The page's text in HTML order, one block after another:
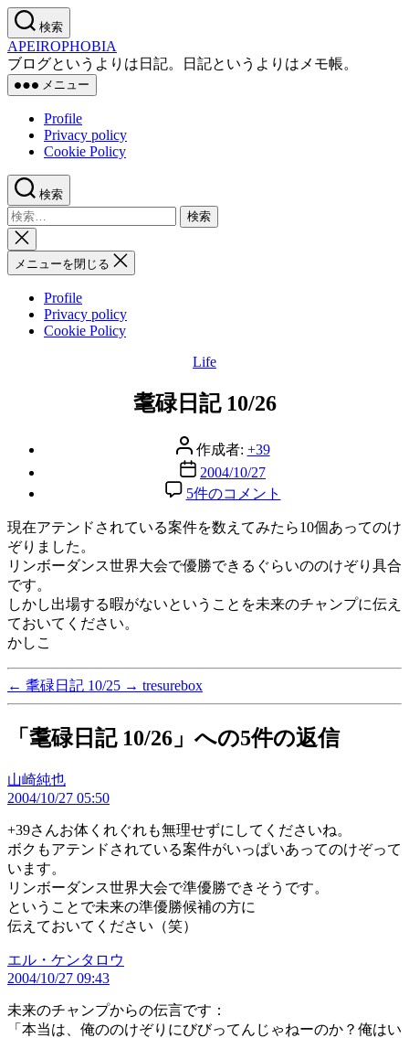
コ
ン
テ
ン
ツ
プ
検索
APEIROPHOBIA
ブログというよりは日記。日記というよりはメモ帳。
メニュー
Profile
Privacy policy
Cookie Policy
検索
検
索
対
象:
検
索
を
メニューを閉じる
Profile
Privacy policy
Cookie Policy
カ
ゴ
リ
Life
耄碌日記 10/26
投
稿
者
作成者: +39
投
稿
2004/10/27
耄
日
10/26
の
5件のコメント
現在アテンドされている案件を数えてみたら10個あってのけ
ぞりました。
リンボーダンス世界大会で優勝できるぐらいののけぞり具合
です。
しかし出場する暇がないということを未来のチャンプに伝え
ておいてください。
かしこ
← 耄碌日記 10/25 → tresurebox
「耄碌日記 10/26」への5件の返信
山崎純也
発
2004/10/27 05:50
+39さんお体くれぐれも無理せずにしてくださいね。
ボクもアテンドされている案件がいっぱいあってのけぞって
います。
リンボーダンス世界大会で準優勝できそうです。
ということで未来の準優勝候補の方に
伝えておいてください（笑）
エル・ケンタロウ
2004/10/27 09:43
未来のチャンプからの伝言です：
「本当は、俺ののけぞりにびびってんじゃねーのか？俺はい